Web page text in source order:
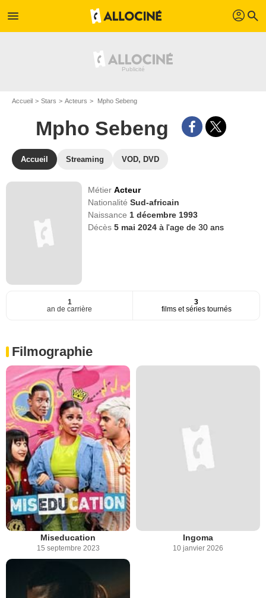
menu profil search
Accueil Stars Acteurs Mpho Sebeng
Mpho Sebeng
Accueil Streaming VOD, DVD
MétierActeur
NationalitéSud-africain
Naissance 1 décembre 1993
Décès5 mai 2024à l'age de 30 ans
1
an de carrière
3
films et séries tournés
Filmographie
Miseducation
15 septembre 2023
Ingoma
10 janvier 2026